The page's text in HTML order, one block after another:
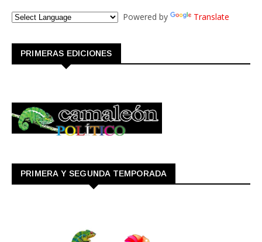
Powered by Translate
PRIMERAS EDICIONES
PRIMERA Y SEGUNDA TEMPORADA